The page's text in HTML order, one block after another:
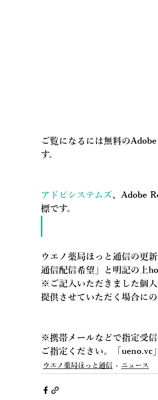
ご覧になるには無料の
す。
アドビシステムズ、Adobe
標です。
ウエノ薬局ほっと通信の更
通信配信希望 」と明記の上
※ご記入いただきました個
提供させていただく場合に
※携帯メールなどで指定受
ご指定ください。「 ueno.vc 」
ウエノ薬局ほっと通信 ニュース